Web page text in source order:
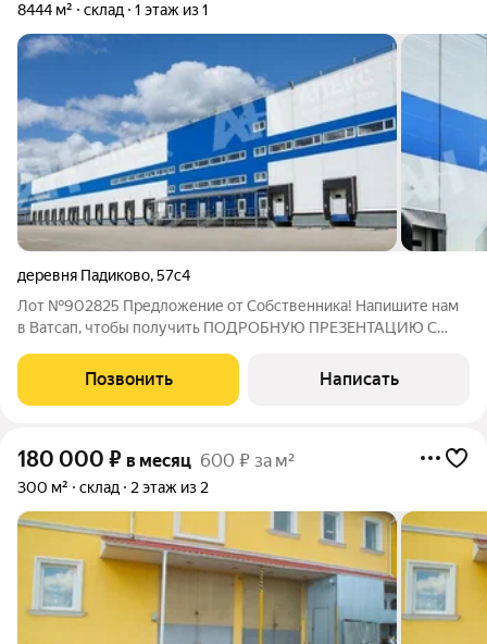
8444 м² склад 1 этаж из 1
деревня Падиково,57с4
Лот №902825 Предложение от Собственника! Напишите нам
в Ватсап, чтобы получить ПОДРОБНУЮ ПРЕЗЕНТАЦИЮ С
склад (Класс A+). Современный складской комплекс в 40 км от
МКАД. Технические характеристики: -
Позвонить Написать
180 000 ₽ в месяц 600 ₽ за м²
300 м² склад 2 этаж из 2